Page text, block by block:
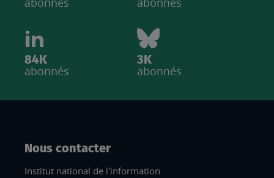
84K
abonnés
3K
abonnés
Nous contacter
Institut national de l'information